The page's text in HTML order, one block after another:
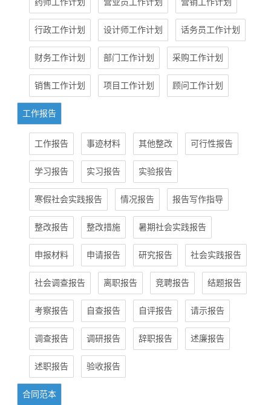
药师工作计划 营业员工作计划 营销工作计划
行政工作计划 设计师工作计划 话务员工作计划
财务工作计划 部门工作计划 采购工作计划
销售工作计划 项目工作计划 顾问工作计划
工作报告
工作报告 事迹材料 其他整改 可行性报告
学习报告 实习报告 实验报告
寒假社会实践报告 情况报告 报告写作指导
整改报告 整改措施 暑期社会实践报告
申报材料 申请报告 研究报告 社会实践报告
社会调查报告 离职报告 竞聘报告 结题报告
考察报告 自查报告 自评报告 请示报告
调查报告 调研报告 辞职报告 述廉报告
述职报告 验收报告
合同范本